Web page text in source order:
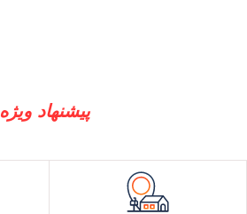
پیشنهاد ویژه